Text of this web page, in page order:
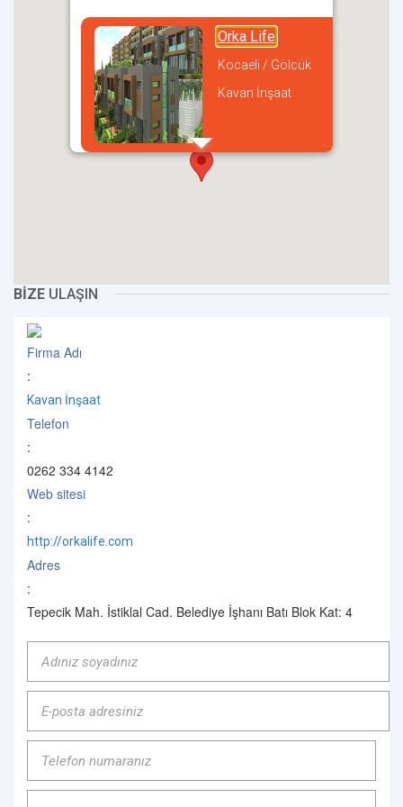
Orka Life
Kocaeli / Gölcük
Kavan İnşaat
BİZE ULAŞIN
Firma Adı
:
Kavan İnşaat
Telefon
:
0262 334 4142
Web sitesi
:
http://orkalife.com
Adres
:
Tepecik Mah. İstiklal Cad. Belediye İşhanı Batı Blok Kat: 4